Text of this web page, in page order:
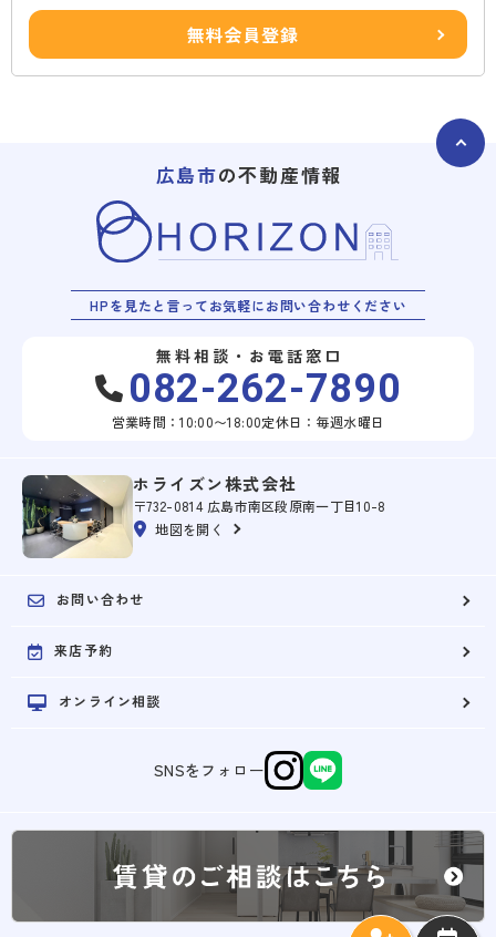
無料会員登録
広島市の不動産情報
HPを見たと言ってお気軽にお問い合わせください
無料相談・お電話窓口
082-262-7890
営業時間：10:00〜18:00定休日：毎週水曜日
ホライズン株式会社
〒732-0814 広島市南区段原南一丁目10-8
地図を開く
お問い合わせ
来店予約
オンライン相談
SNSをフォロー